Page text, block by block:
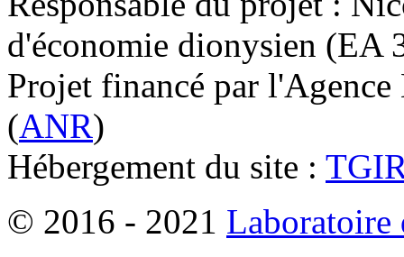
d'économie dionysien
Projet financé par l'Agence
(ANR)
Hébergement du site :
© 2016 - 2021 Laboratoire